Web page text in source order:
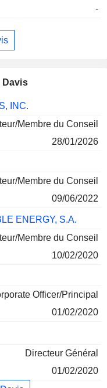
-
INC.
Membre du Conseil
28/01/2026
Membre du Conseil
09/06/2022
ENERGY, S.A.
Membre du Conseil
10/02/2020
Officer/Principal
01/02/2020
Directeur Général
01/02/2020